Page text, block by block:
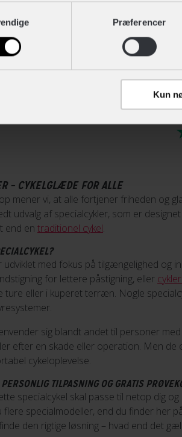
tid trække dit samtykke tilbage eller
Præferencer
Kun
– CYKELGLÆDE FOR ALLE
mener vi, at alle fortjener friheden og
udvalg af specialcykler, som er
end en traditionel cykel.
udviklet med fokus på tilgængelighed og
for lettere påstigning, eller
ture eller i kuperet terræn. Nogle
sig blandt andet til personer
efter en skade eller operation. Men
cykeloplevelse.
TILPASNING OG GRATIS
specialcykel skal passe til netop dig
flere specialmodeller, end du finder her
den rigtige løsning – hvad end det